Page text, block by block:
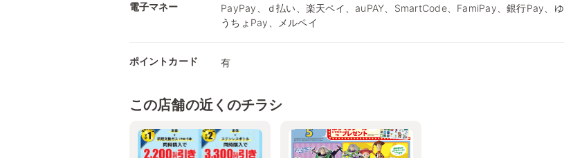
電子マネー
PayPay、ｄ払い、楽天ペイ、auPAY、SmartCode、FamiPay、銀行Pay、ゆ
うちょPay、メルペイ
ポイントカード 有
この店舗の近くのチラシ